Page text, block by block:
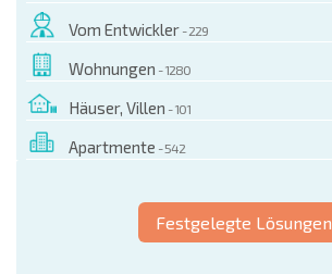
Vom Entwickler - 229
Wohnungen - 1280
Häuser, Villen - 101
Apartmente - 542
Festgelegte Lösungen